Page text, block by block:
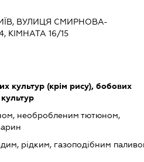
ВУЛИЦЯ СМИРНОВА-
КІМНАТА 16/15
культур (крім рису), бобових
необробленим тютюном,
рідким, газоподібним